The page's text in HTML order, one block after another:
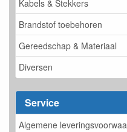
Kabels & Stekkers
Brandstof toebehoren
Gereedschap & Materiaal
Diversen
Service
Algemene